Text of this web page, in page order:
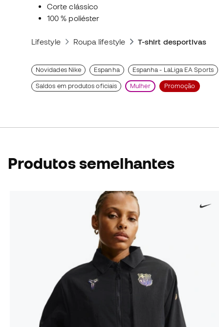
Corte clássico
100 % poliéster
Lifestyle Roupa lifestyle T-shirt desportivas
Novidades Nike Espanha Espanha - LaLiga EA Sports
Saldos em produtos oficiais Mulher Promoção
Produtos semelhantes